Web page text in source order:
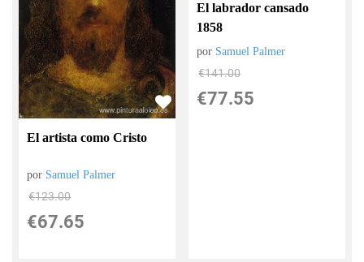
El artista como Cristo
por Samuel Palmer
€123.00
€67.65
El labrador cansado
1858
por Samuel Palmer
€141.00
€77.55